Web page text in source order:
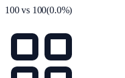
100vs 100(0.0%)